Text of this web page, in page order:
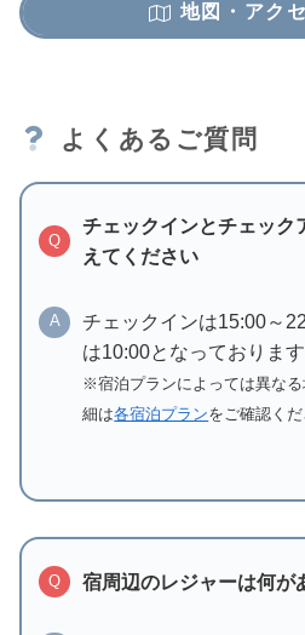
地図・アク
よくあるご質問
Q
チェックインとチェック
えてください
A
チェックインは15:00～
は10:00となっております
※宿泊プランによっては異な
細は各宿泊プランをご確認くだ
Q 宿周辺のレジャーは何が